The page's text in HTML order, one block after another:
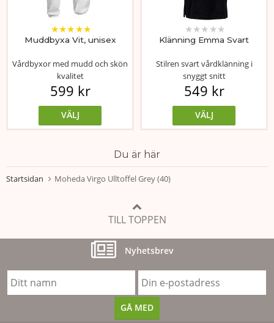
Muddbyxa Vit, unisex
★★★★★
Vårdbyxor med mudd och skön
kvalitet
599 kr
VÄLJ
Klänning Emma Svart
★★★ ★★
Stilren svart vårdklänning i
snyggt snitt
549 kr
VÄLJ
Du är här
Startsidan Moheda Virgo Ulltoffel Grey (40)
TILL TOPPEN
Nyhetsbrev